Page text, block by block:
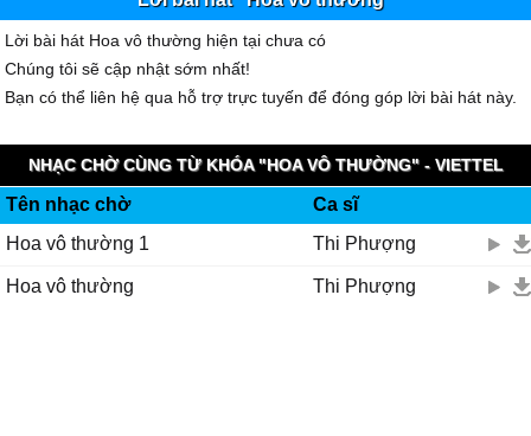
Lời bài hát Hoa vô thường hiện tại chưa có
Chúng tôi sẽ cập nhật sớm nhất!
Bạn có thể liên hệ qua hỗ trợ trực tuyến để đóng góp lời bài hát này.
NHẠC CHỜ CÙNG TỪ KHÓA "HOA VÔ THƯỜNG" - VIETTEL
Tên nhạc chờ
Ca sĩ
Hoa vô thường 1
Thi Phượng
Hoa vô thường Thi Phượng